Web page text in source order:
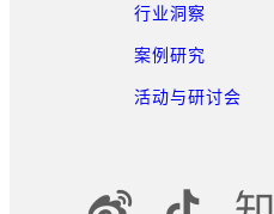
行业洞察
案例研究
活动与研讨会
官方社交媒体账号